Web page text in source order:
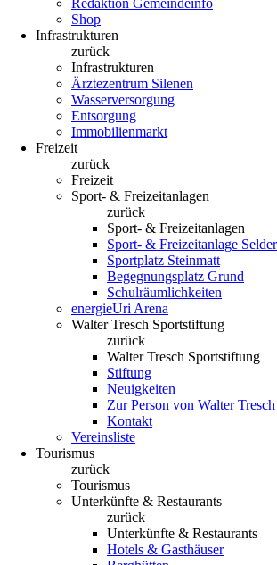
Redaktion Gemeindeinfo
Shop
Infrastrukturen
zurück
Infrastrukturen
Ärztezentrum Silenen
Wasserversorgung
Entsorgung
Immobilienmarkt
Freizeit
zurück
Freizeit
Sport- & Freizeitanlagen
zurück
Sport- & Freizeitanlagen
Sport- & Freizeitanlage
Sportplatz Steinmatt
Begegnungsplatz Grund
Schulräumlichkeiten
energieUri Arena
Walter Tresch Sportstiftung
zurück
Walter Tresch Sportstiftung
Stiftung
Neuigkeiten
Zur Person von Walter Tresch
Kontakt
Vereinsliste
Tourismus
zurück
Tourismus
Unterkünfte & Restaurants
zurück
Unterkünfte & Restaurants
Hotels & Gasthäuser